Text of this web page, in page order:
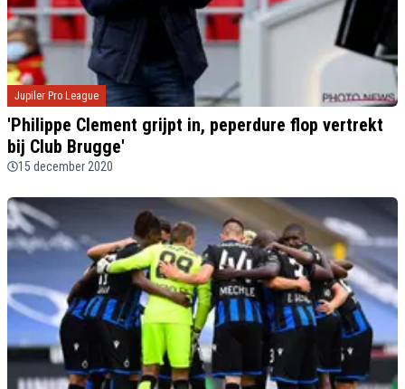
Jupiler Pro League
'Philippe Clement grijpt in, peperdure flop vertrekt
bij Club Brugge'
15 december 2020